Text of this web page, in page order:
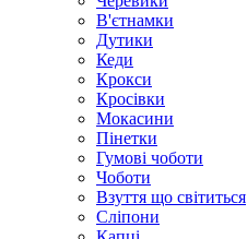
В'єтнамки
Дутики
Кеди
Крокси
Кросівки
Мокасини
Пінетки
Гумові чоботи
Чоботи
Взуття що світиться
Сліпони